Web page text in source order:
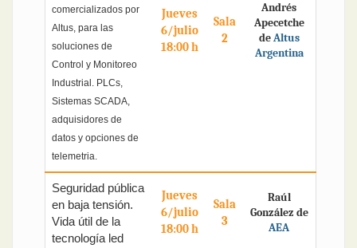
comercializados por
Altus, para las
soluciones de
Control y Monitoreo
Industrial. PLCs,
Sistemas SCADA,
adquisidores de
datos y opciones de
telemetria.
Jueves
6/julio
18:00 h
Sala
2
Andrés
Apecetche
deAltus
Argentina
Seguridad pública
en baja tensión.
Vida útil de la
tecnología led
Jueves
6/julio
18:00 h
Sala
3
Raúl
González de
AEA